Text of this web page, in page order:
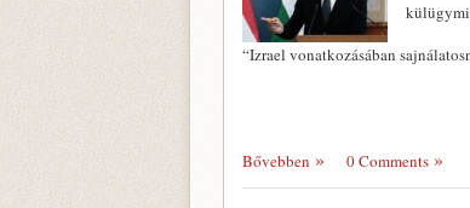
“Izrael vonatkozásában
Bővebben 0 Comments